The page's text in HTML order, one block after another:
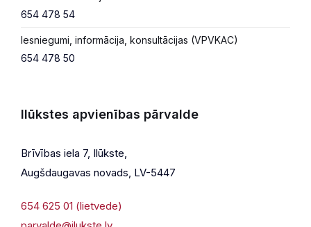
654 478 54
Iesniegumi, informācija, konsultācijas (VPVKAC)
654 478 50
Ilūkstes apvienības pārvalde
Brīvības iela 7, Ilūkste,
Augšdaugavas novads, LV-5447
654 625 01 (lietvede)